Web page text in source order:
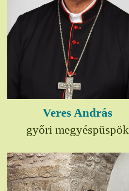
Veres András
győri megyéspüspök